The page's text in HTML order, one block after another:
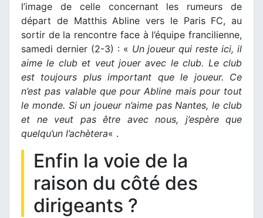
l’image de celle concernant les rumeurs de
départ de Matthis Abline vers le Paris FC, au
sortir de la rencontre face à l’équipe francilienne,
samedi dernier (2-3) : « Un joueur qui reste ici, il
aime le club et veut jouer avec le club. Le club
est toujours plus important que le joueur. Ce
n’est pas valable que pour Abline mais pour tout
le monde. Si un joueur n’aime pas Nantes, le club
et ne veut pas être avec nous, j’espère que
quelqu’un l’achètera« .
Enfin la voie de la
raison du côté des
dirigeants ?